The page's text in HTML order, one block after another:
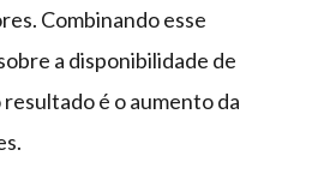
Combinando esse
a disponibilidade de
é o aumento da